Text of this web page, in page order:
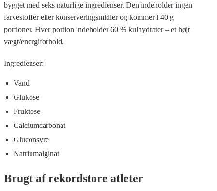
bygget med seks naturlige ingredienser. Den indeholder ingen
farvestoffer eller konserveringsmidler og kommer i 40 g
portioner. Hver portion indeholder 60 % kulhydrater – et højt
vægt/energiforhold.
Ingredienser:
Vand
Glukose
Fruktose
Calciumcarbonat
Gluconsyre
Natriumalginat
Brugt af rekordstore atleter